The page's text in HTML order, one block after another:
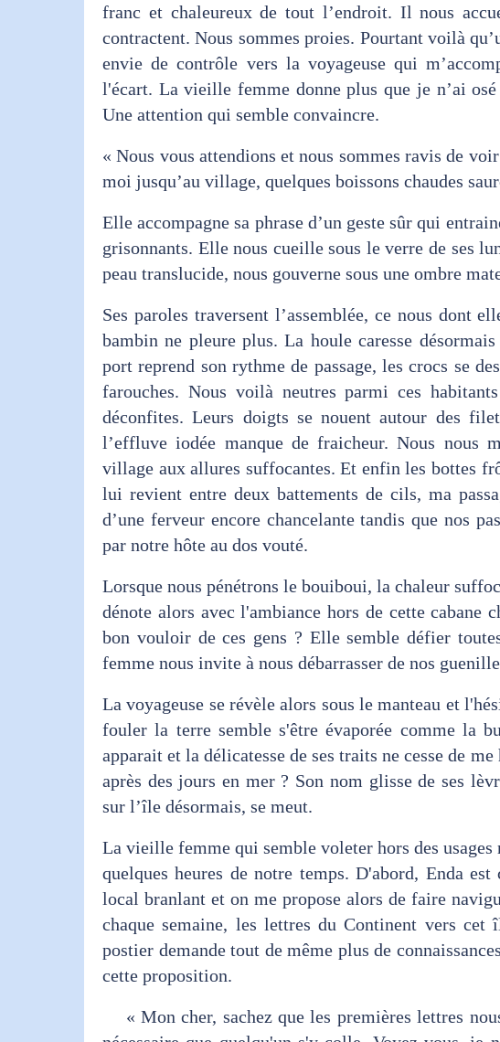
franc et chaleureux de tout l’endroit. Il nous
contractent. Nous sommes proies. Pourtant voilà
envie de contrôle vers la voyageuse qui
l'écart. La vieille femme donne plus que je n’ai
Une attention qui semble convaincre.
« Nous vous attendions et nous sommes ravis de
moi jusqu’au village, quelques boissons chaudes
Elle accompagne sa phrase d’un geste sûr qui
grisonnants. Elle nous cueille sous le verre de ses
peau translucide, nous gouverne sous une ombre
Ses paroles traversent l’assemblée, ce nous dont
bambin ne pleure plus. La houle caresse
port reprend son rythme de passage, les crocs se
farouches. Nous voilà neutres parmi ces
déconfites. Leurs doigts se nouent autour des
l’effluve iodée manque de fraicheur. Nous nous
village aux allures suffocantes. Et enfin les bottes
lui revient entre deux battements de cils, ma
d’une ferveur encore chancelante tandis que nos
par notre hôte au dos vouté.
Lorsque nous pénétrons le bouiboui, la chaleur
dénote alors avec l'ambiance hors de cette cabane
bon vouloir de ces gens ? Elle semble défier
femme nous invite à nous débarrasser de nos
La voyageuse se révèle alors sous le manteau et
fouler la terre semble s'être évaporée comme la
apparait et la délicatesse de ses traits ne cesse de
après des jours en mer ? Son nom glisse de ses
sur l’île désormais, se meut.
La vieille femme qui semble voleter hors des
quelques heures de notre temps. D'abord, Enda
local branlant et on me propose alors de faire
chaque semaine, les lettres du Continent vers
postier demande tout de même plus de
cette proposition.
« Mon cher, sachez que les premières lettres